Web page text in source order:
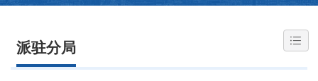
派驻分局